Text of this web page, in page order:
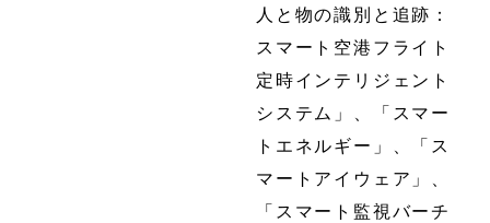
人と物の識別と追跡：
スマート空港フライト
定時インテリジェント
システム」、「スマー
トエネルギー」、「ス
マートアイウェア」、
「スマート監視バーチ